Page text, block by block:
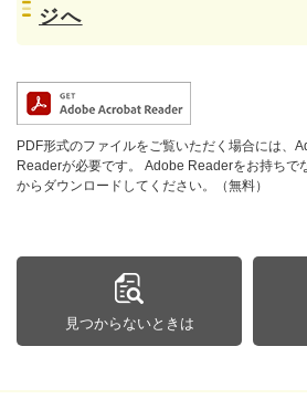
ジへ
PDF形式のファイルをご覧いただく場合には、
Readerが必要です。
Adobe Readerをお持ちで
からダウンロードしてください。（無料）
見つからないときは